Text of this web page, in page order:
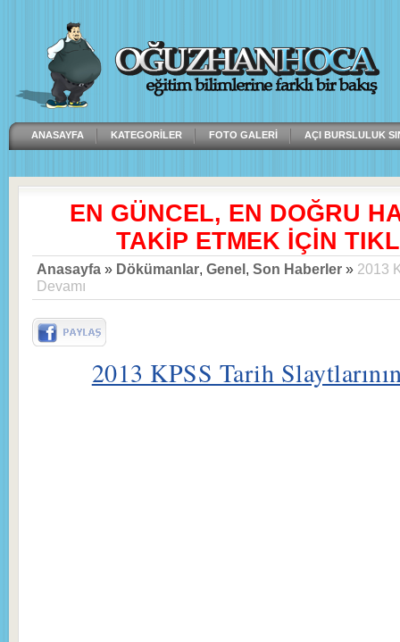
ANASAYFA KATEGORILER FOTO GALERI AÇI BURSLULUK
EN GÜNCEL, EN DOĞRU
TAKİP ETMEK İÇİN
Anasayfa » Dökümanlar, Genel, Son Haberler » 2013
Devamı
2013 KPSS Tarih